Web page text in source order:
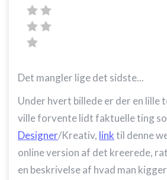
Det mangler lige det sidste...
Under hvert billede er der en lille
ville forvente lidt faktuelle ting
Designer/Kreativ, linktil denne
online version af det kreerede,
en beskrivelse af hvad man